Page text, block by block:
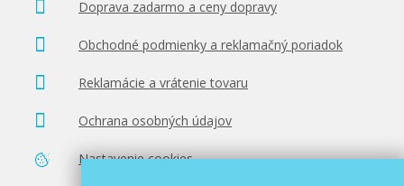
Súprava originálnych náplní
51,90 €
Doprava zadarmo a ceny dopravy
Obchodné podmienky a reklamačný poriadok
Reklamácie a vrátenie tovaru
Ochrana osobných údajov
Nastavenie cookies